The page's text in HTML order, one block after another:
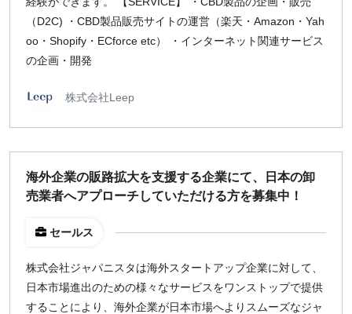
（D2C) ・CBD製品販売サイトの運営（楽天・Amazon・Yah
oo・Shopify・ECforce etc） ・インターネット関連サービス
の企画・開発
株式会社Leep
海外企業の販路拡大を支援する企業にて、日本の卸
売業者へアプローチしていただける方を募集中！
セールス
株式会社ジャパニスタは海外スタートアップ企業に対して、
日本市場進出のための様々なサービスをワンストップで提供
することにより、海外企業が日本市場へよりスムーズなジャ